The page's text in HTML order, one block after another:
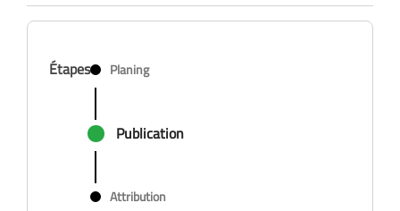
Étapes Planing
Publication
Attribution